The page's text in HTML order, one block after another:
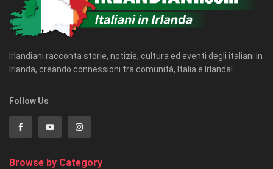
Irlandiani racconta storie, notizie, cultura ed eventi degli italiani in
Irlanda, creando connessioni tra comunità, Italia e Irlanda!
Follow Us
Browse by Category